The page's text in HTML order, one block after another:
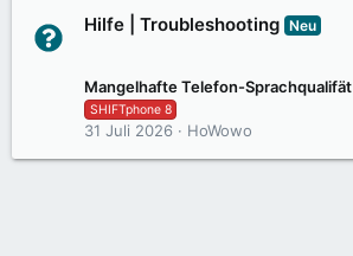
Hilfe | Troubleshooting Neu
Mangelhafte Telefon-Sprachqualifät
SHIFTphone 8
31 Juli 2026 HoWowo